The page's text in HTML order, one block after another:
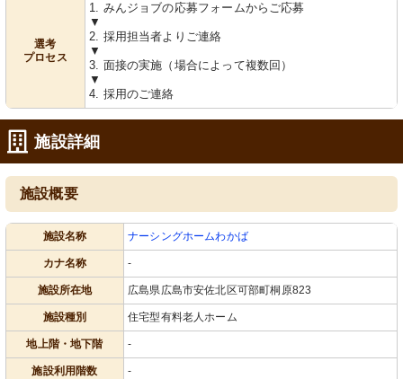
選考
プロセス
1. みんジョブの応募フォームからご応募
▼
2. 採用担当者よりご連絡
▼
3. 面接の実施（場合によって複数回）
▼
4. 採用のご連絡
施設詳細
施設概要
施設名称 ナーシングホームわかば
カナ名称 -
施設所在地 広島県広島市安佐北区可部町桐原823
施設種別 住宅型有料老人ホーム
地上階・地下階 -
施設利用階数 -